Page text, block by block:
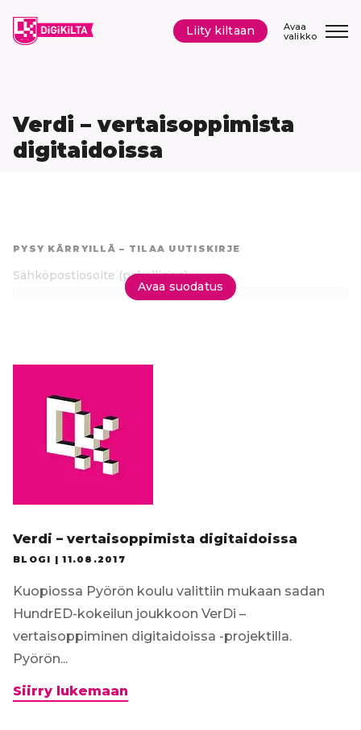
sisältöön
Avaa
valikko
Liity kiltaan
Verdi – vertaisoppimista
digitaidoissa
PYSY KÄRRYILLÄ – TILAA UUTISKIRJE
Sähköpostiosoite (pakollinen)
Avaa suodatus
Verdi – vertaisoppimista digitaidoissa
BLOGI |11.08.2017
Kuopiossa Pyörön koulu valittiin mukaan sadan
HundrED-kokeilun joukkoon VerDi –
vertaisoppiminen digitaidoissa -projektilla.
Pyörön...
Siirry lukemaan